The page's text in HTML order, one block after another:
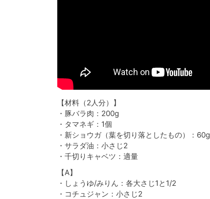
【材料（2人分）】
・豚バラ肉：200g
・タマネギ：1個
・新ショウガ（葉を切り落としたもの）：60g
・サラダ油：小さじ2
・千切りキャベツ：適量
【A】
・しょうゆ/みりん：各大さじ1と1/2
・コチュジャン：小さじ2